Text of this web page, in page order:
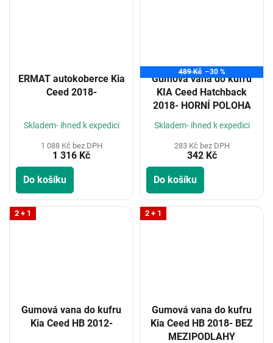
ERMAT autokoberce Kia
Ceed 2018-
Skladem- ihned k expedici
1 088 Kč bez DPH
1 316 Kč
Do košíku
489 Kč –30 %
Gumová vana do kufru
KIA Ceed Hatchback
2018- HORNÍ POLOHA
Skladem- ihned k expedici
283 Kč bez DPH
342 Kč
Do košíku
2 + 1
Gumová vana do kufru
Kia Ceed HB 2012-
2 + 1
Gumová vana do kufru
Kia Ceed HB 2018- BEZ
MEZIPODLAHY